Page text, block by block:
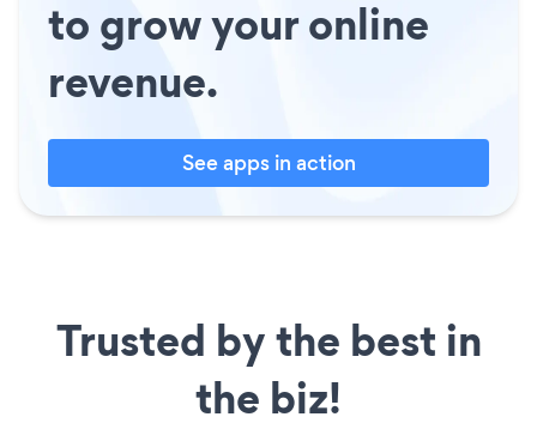
to grow your online
revenue.
See apps in action
Trusted by the best in
the biz!